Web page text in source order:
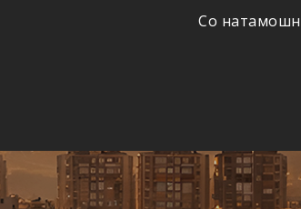
Со
АВТОМОБИЛСКА